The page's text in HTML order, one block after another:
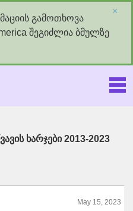
გამოთხოვა
შეგიძლია ბმულზე
×
ხარჯები 2013-2023
May 15, 2023